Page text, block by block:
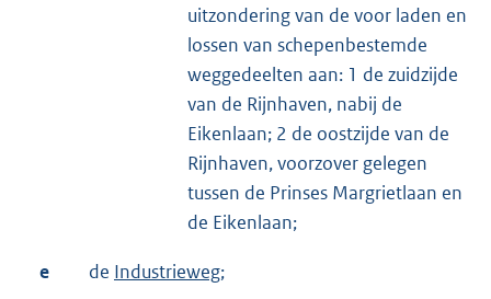
uitzondering van de voor laden en
lossen van schepenbestemde
weggedeelten aan: 1 de zuidzijde
van de Rijnhaven, nabij de
Eikenlaan; 2 de oostzijde van de
Rijnhaven, voorzover gelegen
tussen de Prinses Margrietlaan en
de Eikenlaan;
e de Industrieweg;